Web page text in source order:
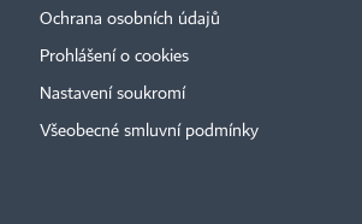
Ochrana osobních údajů
Prohlášení o cookies
Nastavení soukromí
Všeobecné smluvní podmínky